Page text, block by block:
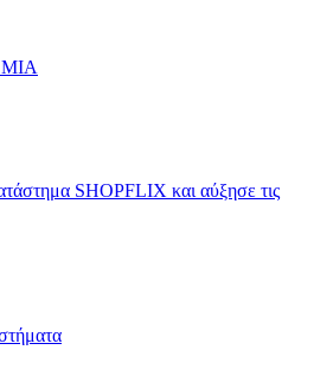
SHOPFLIX και αύξησε τις